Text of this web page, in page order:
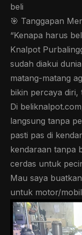
beli
🎯 Tanggapan
“Kenapa harus
Knalpot
sudah diakui
matang-matang
bikin percaya diri,
Di
langsung tanpa
pasti pas di
kendaraan tanpa
cerdas untuk
Mau saya
untuk motor/